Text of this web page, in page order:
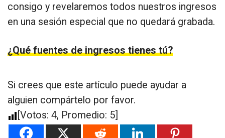
consigo y revelaremos todos nuestros ingresos
en una sesión especial que no quedará grabada.
¿Qué fuentes de ingresos tienes tú?
Si crees que este artículo puede ayudar a
alguien compártelo por favor.
[Votos: 4, Promedio: 5]